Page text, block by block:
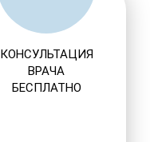
КОНСУЛЬТАЦИЯ
ВРАЧА
БЕСПЛАТНО